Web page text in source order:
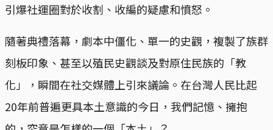
引爆社運圈對於收割、收編的疑慮和憤怒。
隨著典禮落幕，劇本中僵化、單一的史觀，複製了族群
刻板印象、甚至以殖民史觀談及對原住民族的「教
化」，瞬間在社交媒體上引來議論。在台灣人民比起
20年前普遍更具本土意識的今日，我們記憶、擁抱